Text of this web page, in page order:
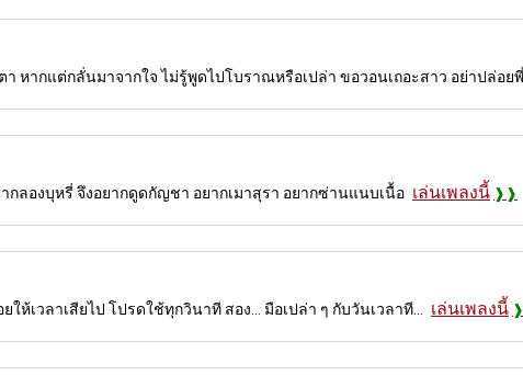
ากแต่กลั่นมาจากใจ ไม่รู้พูดไปโบราณหรือเปล่า ขอวอนเถอะสาว อย่าปล่อยพี่เ
กลองบุหรี่ จึงอยากดูดกัญชา อยากเมาสุรา อยากซ่านแนบเนื้อ เล่นเพลงนี้
ห้เวลาเสียไป โปรดใช้ทุกวินาที สอง... มือเปล่า ๆ กับวันเวลาที... เล่นเพลงนี้